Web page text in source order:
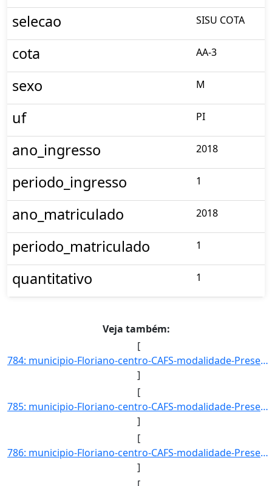
selecao
SISU COTA
cota AA-3
sexo M
uf PI
ano_ingresso 2018
periodo_ingresso 1
ano_matriculado 2018
periodo_matriculado 1
quantitativo 1
Veja também:
[
784: municipio-Floriano-centro-CAFS-modalidade-Presencial-convenio--selecao-SISU_COTA-cota-AA-4-sexo-F-uf]
]
[
785: municipio-Floriano-centro-CAFS-modalidade-Presencial-convenio--selecao-SISU_COTA-cota-AA-4-sexo-M-uf]
]
[
786: municipio-Floriano-centro-CAFS-modalidade-Presencial-convenio--selecao-SISU-cota-AC-sexo-F-uf-PI-ano]
]